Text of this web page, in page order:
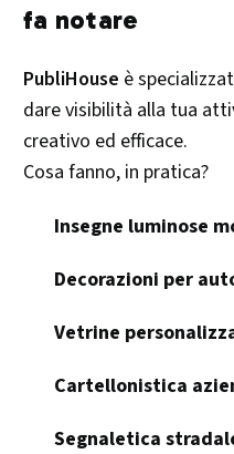
fa notare
PubliHouse è
dare visibilità alla tua
creativo ed efficace.
Cosa fanno, in pratica?
Insegne luminose
Decorazioni per
Vetrine
Cartellonistica
Segnaletica